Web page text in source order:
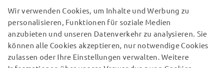
UNSERE VERSANDPARTNER
© subtel.at 2026
Wir verwenden Cookies, um Inhalte und Werbung zu
personalisieren, Funktionen für soziale Medien
anzubieten und unseren Datenverkehr zu analysieren. Sie
können alle Cookies akzeptieren, nur notwendige Cookies
zulassen oder Ihre Einstellungen verwalten. Weitere